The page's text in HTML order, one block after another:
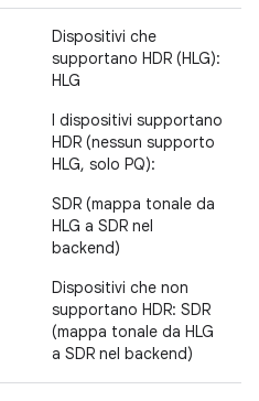
Dispositivi che
supportano HDR (HLG):
HLG
I dispositivi supportano
HDR (nessun supporto
HLG, solo PQ):
SDR (mappa tonale da
HLG a SDR nel
backend)
Dispositivi che non
supportano HDR: SDR
(mappa tonale da HLG
a SDR nel backend)